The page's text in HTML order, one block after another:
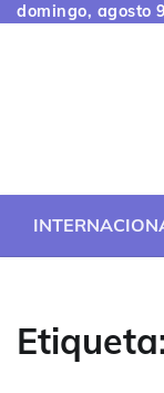
Skipdomingo, agosto